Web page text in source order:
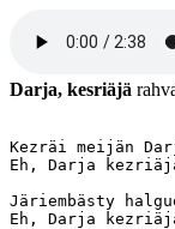
‭Darja, kesriäjä
Kezräi meijän
Eh, Darja
Järiembästy
Eh, Darja